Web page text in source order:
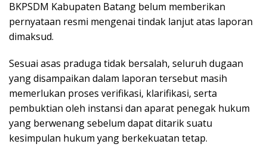
BKPSDM Kabupaten Batang belum memberikan
pernyataan resmi mengenai tindak lanjut atas laporan
dimaksud.
Sesuai asas praduga tidak bersalah, seluruh dugaan
yang disampaikan dalam laporan tersebut masih
memerlukan proses verifikasi, klarifikasi, serta
pembuktian oleh instansi dan aparat penegak hukum
yang berwenang sebelum dapat ditarik suatu
kesimpulan hukum yang berkekuatan tetap.